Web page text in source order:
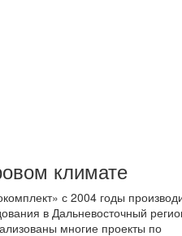
климате
с 2004 годы
в Дальневосточный
многие проекты по